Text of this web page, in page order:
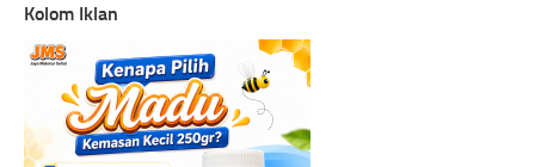
Kolom Iklan